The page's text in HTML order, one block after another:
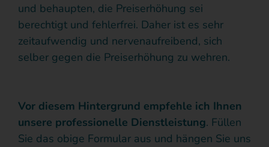
und behaupten, die Preiserhöhung sei
berechtigt und fehlerfrei. Daher ist es sehr
zeitaufwendig und nervenaufreibend, sich
selber gegen die Preiserhöhung zu wehren.
Vor diesem Hintergrund empfehle ich Ihnen
unsere professionelle Dienstleistung. Füllen
Sie das obige Formular aus und hängen Sie uns